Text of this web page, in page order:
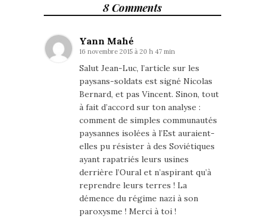
8 Comments
Yann Mahé
16 novembre 2015 à 20 h 47 min
Salut Jean-Luc, l’article sur les
paysans-soldats est signé Nicolas
Bernard, et pas Vincent. Sinon, tout
à fait d’accord sur ton analyse :
comment de simples communautés
paysannes isolées à l’Est auraient-
elles pu résister à des Soviétiques
ayant rapatriés leurs usines
derrière l’Oural et n’aspirant qu’à
reprendre leurs terres ! La
démence du régime nazi à son
paroxysme ! Merci à toi !